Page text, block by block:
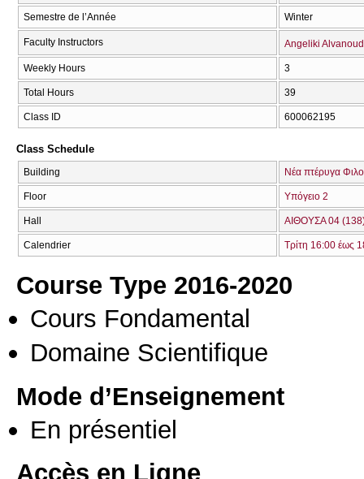
Semestre de l’Année Winter
Faculty Instructors Angeliki
Weekly Hours 3
Total Hours 39
Class ID 600062195
Class Schedule
Building Νέα πτέρυγα
Floor Υπόγειο 2
Hall ΑΙΘΟΥΣΑ 04
Calendrier Τρίτη 16:00 έως
Course Type 2016-2020
Cours Fondamental
Domaine Scientifique
Mode d’Enseignement
En présentiel
Accès en Ligne